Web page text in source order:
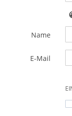
Name
E-Mail